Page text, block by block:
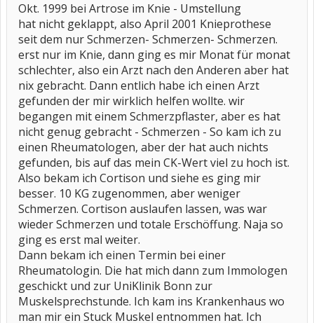
Okt. 1999 bei Artrose im Knie - Umstellung
hat nicht geklappt, also April 2001 Knieprothese
seit dem nur Schmerzen- Schmerzen- Schmerzen.
erst nur im Knie, dann ging es mir Monat für monat
schlechter, also ein Arzt nach den Anderen aber hat
nix gebracht. Dann entlich habe ich einen Arzt
gefunden der mir wirklich helfen wollte. wir
begangen mit einem Schmerzpflaster, aber es hat
nicht genug gebracht - Schmerzen - So kam ich zu
einen Rheumatologen, aber der hat auch nichts
gefunden, bis auf das mein CK-Wert viel zu hoch ist.
Also bekam ich Cortison und siehe es ging mir
besser. 10 KG zugenommen, aber weniger
Schmerzen. Cortison auslaufen lassen, was war
wieder Schmerzen und totale Erschöffung. Naja so
ging es erst mal weiter.
Dann bekam ich einen Termin bei einer
Rheumatologin. Die hat mich dann zum Immologen
geschickt und zur UniKlinik Bonn zur
Muskelsprechstunde. Ich kam ins Krankenhaus wo
man mir ein Stuck Muskel entnommen hat. Ich